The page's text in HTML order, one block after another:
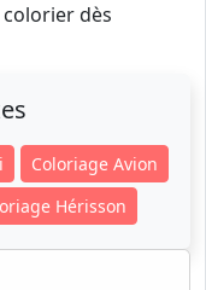
dès
Coloriage Avion
Hérisson